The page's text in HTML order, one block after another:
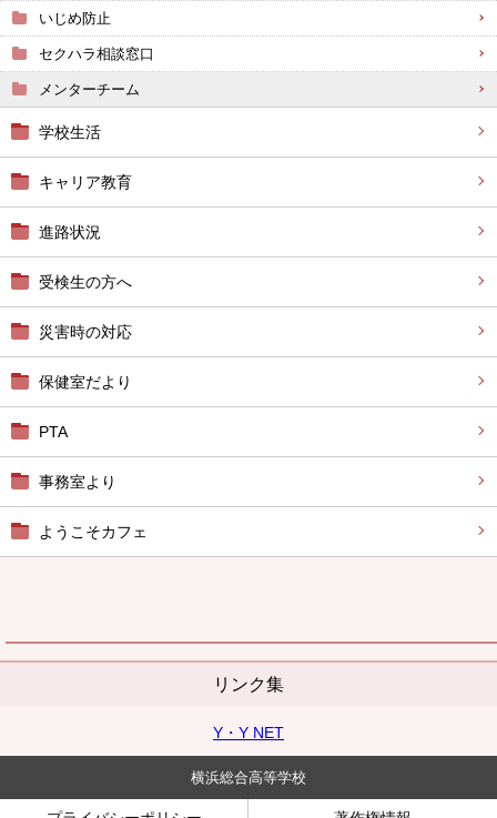
いじめ防止
セクハラ相談窓口
メンターチーム
学校生活
キャリア教育
進路状況
受検生の方へ
災害時の対応
保健室だより
PTA
事務室より
ようこそカフェ
リンク集
Y・Y NET
横浜総合高等学校